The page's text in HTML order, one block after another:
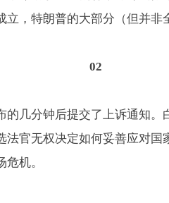
，特朗普的大部分（但并非
02
的几分钟后提交了上诉通知。
法官无权决定如何妥善应对国
机。